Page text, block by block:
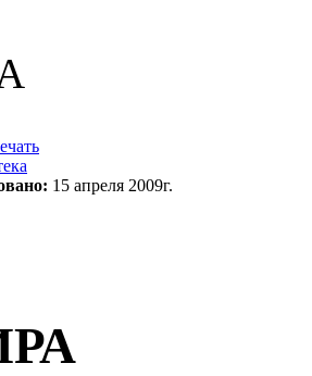
15 апреля 2009г.